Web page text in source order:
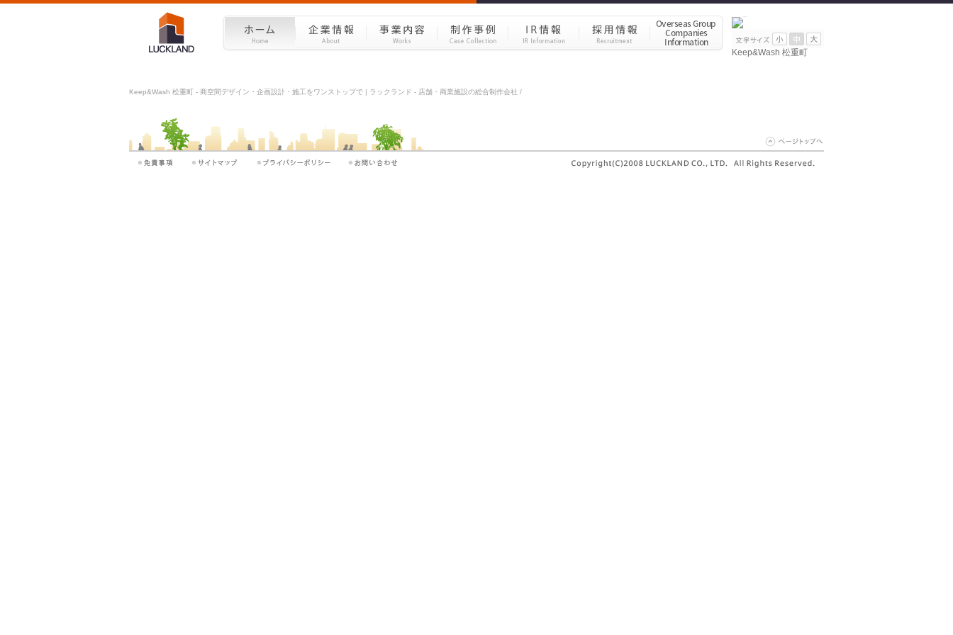
Keep&Wash 松重町
Keep&Wash 松重町 - 商空間デザイン・企画設計・施工をワンストップで | ラックランド - 店舗・商業施設の総合制作会社 /